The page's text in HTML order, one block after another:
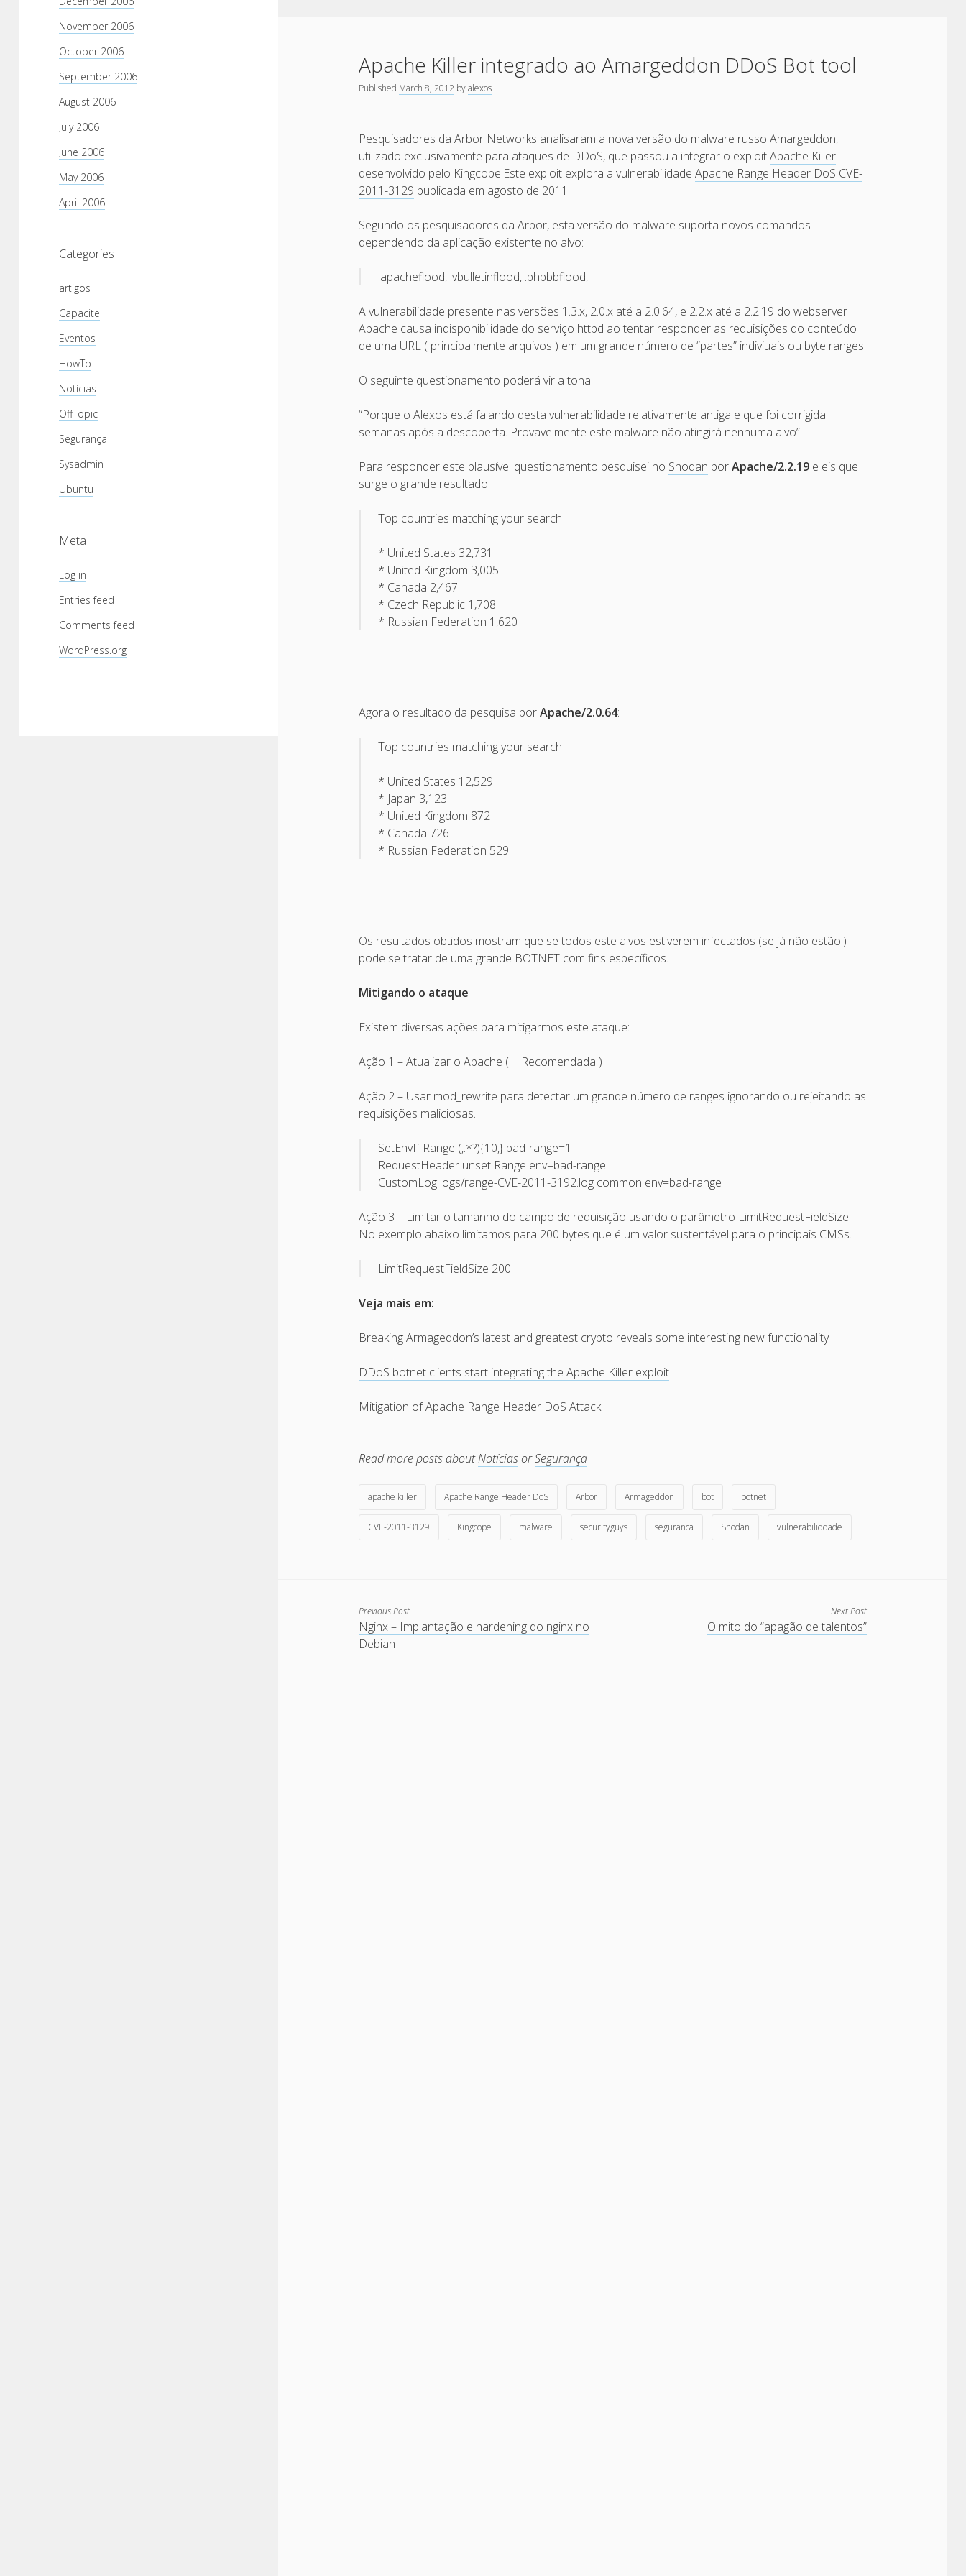
November 2006
October 2006
September 2006
August 2006
July 2006
June 2006
May 2006
April 2006
Categories
artigos
Capacite
Eventos
HowTo
Notícias
OffTopic
Segurança
Sysadmin
Ubuntu
Meta
Log in
Entries feed
Comments feed
WordPress.org
Apache Killer integrado ao Amargeddon DDoS Bot tool
Published March 8, 2012 byalexos
Pesquisadores daArbor Networks analisaram a nova versão do malware russo Amargeddon,
utilizado exclusivamente para ataques de DDoS, que passou a integrar o exploitApache Killer
desenvolvido pelo Kingcope.Este exploit explora a vulnerabilidadeApache Range Header DoS CVE-
2011-3129 publicada em agosto de 2011.
Segundo os pesquisadores da Arbor, esta versão do malware suporta novos comandos
dependendo da aplicação existente no alvo:
.apacheflood, .vbulletinflood, .phpbbflood,
A vulnerabilidade presente nas versões 1.3.x, 2.0.x até a 2.0.64, e 2.2.x até a 2.2.19 do webserver
Apache causa indisponibilidade do serviço httpd ao tentar responder as requisições do conteúdo
de uma URL ( principalmente arquivos ) em um grande número de “partes” indiviuais ou byte ranges.
O seguinte questionamento poderá vir a tona:
“Porque o Alexos está falando desta vulnerabilidade relativamente antiga e que foi corrigida
semanas após a descoberta. Provavelmente este malware não atingirá nenhuma alvo”
Para responder este plausível questionamento pesquisei no Shodan porApache/2.2.19 e eis que
surge o grande resultado:
Top countries matching your search
* United States 32,731
* United Kingdom 3,005
* Canada 2,467
* Czech Republic 1,708
* Russian Federation 1,620
Agora o resultado da pesquisa porApache/2.0.64:
Top countries matching your search
* United States 12,529
* Japan 3,123
* United Kingdom 872
* Canada 726
* Russian Federation 529
Os resultados obtidos mostram que se todos este alvos estiverem infectados (se já não estão!)
pode se tratar de uma grande BOTNET com fins específicos.
Mitigando o ataque
Existem diversas ações para mitigarmos este ataque:
Ação 1 – Atualizar o Apache ( + Recomendada )
Ação 2 – Usar mod_rewrite para detectar um grande número de ranges ignorando ou rejeitando as
requisições maliciosas.
SetEnvIf Range (,.*?){10,} bad-range=1
RequestHeader unset Range env=bad-range
CustomLog logs/range-CVE-2011-3192.log common env=bad-range
Ação 3 – Limitar o tamanho do campo de requisição usando o parâmetro LimitRequestFieldSize.
No exemplo abaixo limitamos para 200 bytes que é um valor sustentável para o principais CMSs.
LimitRequestFieldSize 200
Veja mais em:
Breaking Armageddon’s latest and greatest crypto reveals some interesting new functionality
DDoS botnet clients start integrating the Apache Killer exploit
Mitigation of Apache Range Header DoS Attack
Read more posts aboutNotíciasorSegurança
apache killer Apache Range Header DoS Arbor Armageddon bot botnet
CVE-2011-3129 Kingcope malware securityguys seguranca Shodan vulnerabiliddade
Previous Post
Nginx – Implantação e hardening do nginx no
Debian
Next Post
O mito do “apagão de talentos”